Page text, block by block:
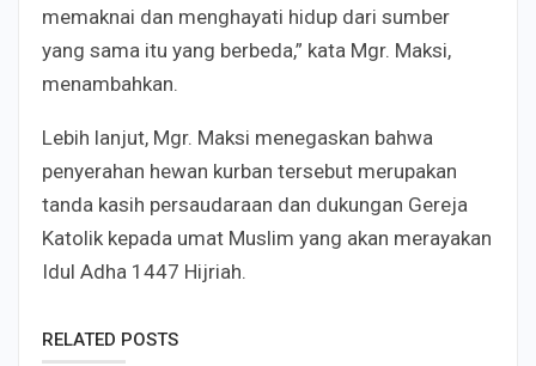
memaknai dan menghayati hidup dari sumber
yang sama itu yang berbeda,” kata Mgr. Maksi,
menambahkan.
Lebih lanjut, Mgr. Maksi menegaskan bahwa
penyerahan hewan kurban tersebut merupakan
tanda kasih persaudaraan dan dukungan Gereja
Katolik kepada umat Muslim yang akan merayakan
Idul Adha 1447 Hijriah.
RELATED POSTS